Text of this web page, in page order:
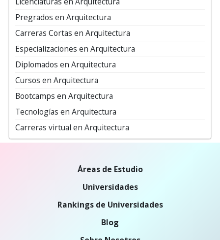
Pregrados en Arquitectura
Carreras Cortas en Arquitectura
Especializaciones en Arquitectura
Diplomados en Arquitectura
Cursos en Arquitectura
Bootcamps en Arquitectura
Tecnologías en Arquitectura
Carreras virtual en Arquitectura
Áreas de Estudio
Universidades
Rankings de Universidades
Blog